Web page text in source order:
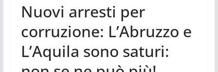
Nuovi arresti per
corruzione: L’Abruzzo e
L’Aquila sono saturi: